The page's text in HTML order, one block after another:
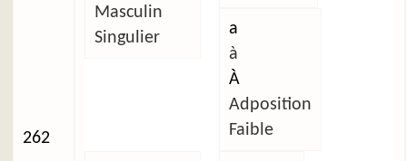
262
Masculin
Singulier
a
à
À
Adposition
Faible